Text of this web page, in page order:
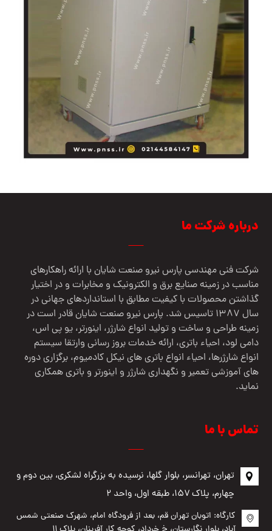
درباره شرکت ما
شرکت فنی مهندسي پارس نيرو صنعت شایان با ارائه راهکارهای
مناسب در زمینه صنایع برق و الکترونیک و مخابرات و در اختیار
گذاشتن محصولات با کیفیت مطابق با استانداردهای جهانی در
سال 1387 تاسیس شد. پارس نیرو صنعت شایان قادر است در
زمینه طراحی و ساخت و تولید انواع شارژر، اینورتر، یو پی اس،
دامی لود، احیاء باتری، ارائه خدمات بروز رسانی وارتقا سیستم
انواع شارژرها، احیاء انواع باتری های نیکل کادمیوم، برگزاری دوره
های آموزشی تعمیر و نگهداری شارژر و اینورتر و باتری همکاری
نماید.
تماس با ما
تهران، تهرانسر، بلوار گلها، نرسیده به بزرگراه لشکری، بین دوم و
چهارم، پلاک ۱۵۷، طبقه اول، واحد ۲
کارگاه: اتوبان تهران قم، بعد از فرودگاه امام، شهرک صنعتی شمس